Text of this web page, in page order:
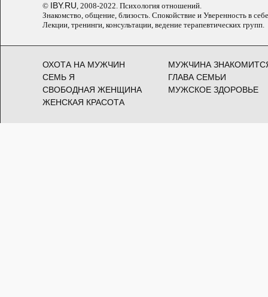
© IBY.RU, 2008-2022. Психология отношений.
Знакомство, общение, близость. Спокойствие и Уверенность в
Лекции, тренинги, консультации, ведение терапевтических групп.
ОХОТА НА МУЖЧИН
СЕМЬ Я
СВОБОДНАЯ ЖЕНЩИНА
ЖЕНСКАЯ КРАСОТА
МУЖЧИНА
ГЛАВА СЕМЬИ
МУЖСКОЕ ЗДОРОВЬЕ